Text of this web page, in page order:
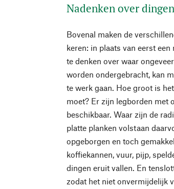
Nadenken over dingen
Bovenal maken de
keren: in plaats van eerst
te denken over waar
worden ondergebracht, kan
te werk gaan. Hoe groot is
moet? Er zijn legborden met
beschikbaar. Waar zijn de
platte planken volstaan
opgeborgen en toch
koffiekannen, vuur, pijp,
dingen eruit vallen. En
zodat het niet onvermijdelijk